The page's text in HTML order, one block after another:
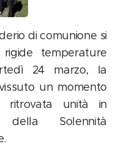
di comunione si
temperature
24 marzo, la
un momento
ritrovata unità in
Solennità